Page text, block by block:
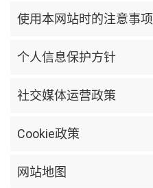
使用本网站时的注意事项
个人信息保护方针
社交媒体运营政策
Cookie政策
网站地图